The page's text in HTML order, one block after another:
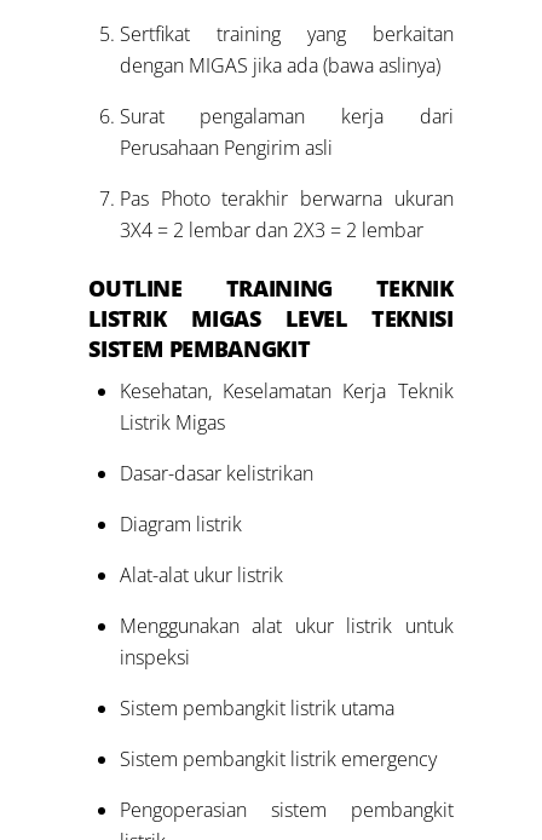
Sertfikat training yang berkaitan
dengan MIGAS jika ada (bawa aslinya)
Surat pengalaman kerja dari
Perusahaan Pengirim asli
Pas Photo terakhir berwarna ukuran
3X4 = 2 lembar dan 2X3 = 2 lembar
OUTLINE TRAINING TEKNIK
LISTRIK MIGAS LEVEL
TEKNISI
SISTEM PEMBANGKIT
Kesehatan, Keselamatan Kerja Teknik
Listrik Migas
Dasar-dasar kelistrikan
Diagram listrik
Alat-alat ukur listrik
Menggunakan alat ukur listrik untuk
inspeksi
Sistem pembangkit listrik utama
Sistem pembangkit listrik emergency
Pengoperasian sistem pembangkit